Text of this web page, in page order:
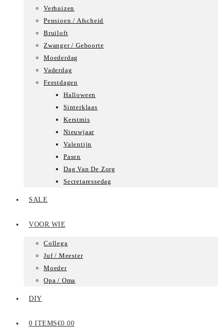
Verhuizen
Pensioen / Afscheid
Bruiloft
Zwanger / Geboorte
Moederdag
Vaderdag
Feestdagen
Halloween
Sinterklaas
Kerstmis
Nieuwjaar
Valentijn
Pasen
Dag Van De Zorg
Secretaressedag
SALE
VOOR WIE
Collega
Juf / Meester
Moeder
Opa / Oma
DIY
0 ITEMS€0.00